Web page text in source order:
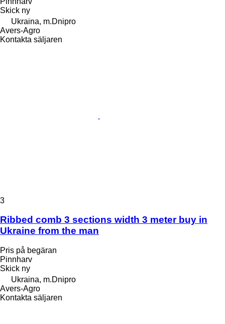
Skick ny
Ukraina, m.Dnipro
Avers-Agro
Kontakta säljaren
3
Ribbed comb 3 sections width 3 meter buy in
Ukraine from the man
Pris på begäran
Pinnharv
Skick ny
Ukraina, m.Dnipro
Avers-Agro
Kontakta säljaren